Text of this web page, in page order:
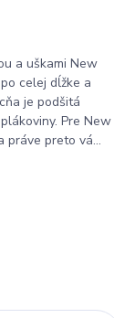
a uškami New
celej dĺžke a
je podšitá
Pre New
práve preto vá...